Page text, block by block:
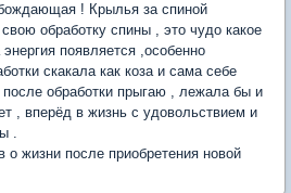
! Крылья за спиной
обработку спины , это чудо какое
появляется ,особенно
скакала как коза и сама себе
после обработки прыгаю , лежала бы и
, вперёд в жизнь с удовольствием и
.
жизни после приобретения новой